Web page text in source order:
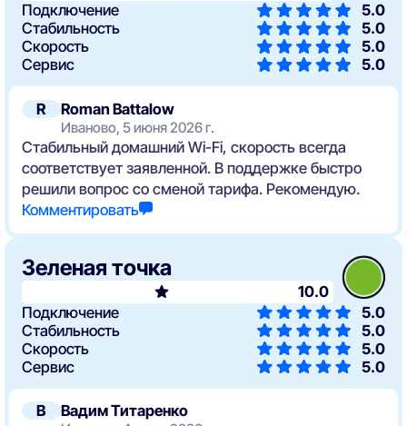
R Roman Battalow
Иваново, 5 июня 2026 г.
Стабильный домашний Wi-Fi, скорость всегда
соответствует заявленной. В поддержке быстро
решили вопрос со сменой тарифа. Рекомендую.
Комментировать
Подключение
5.0
Стабильность
5.0
Скорость
5.0
Сервис
5.0
В Вадим Титаренко
Зеленая точка
10.0
Подключение
5.0
Стабильность
5.0
Скорость
5.0
Сервис
5.0